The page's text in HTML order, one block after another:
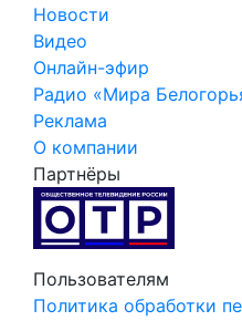
Новости
Видео
Онлайн-эфир
Радио «Мира
Реклама
О компании
Партнёры
Пользователям
Политика обработки